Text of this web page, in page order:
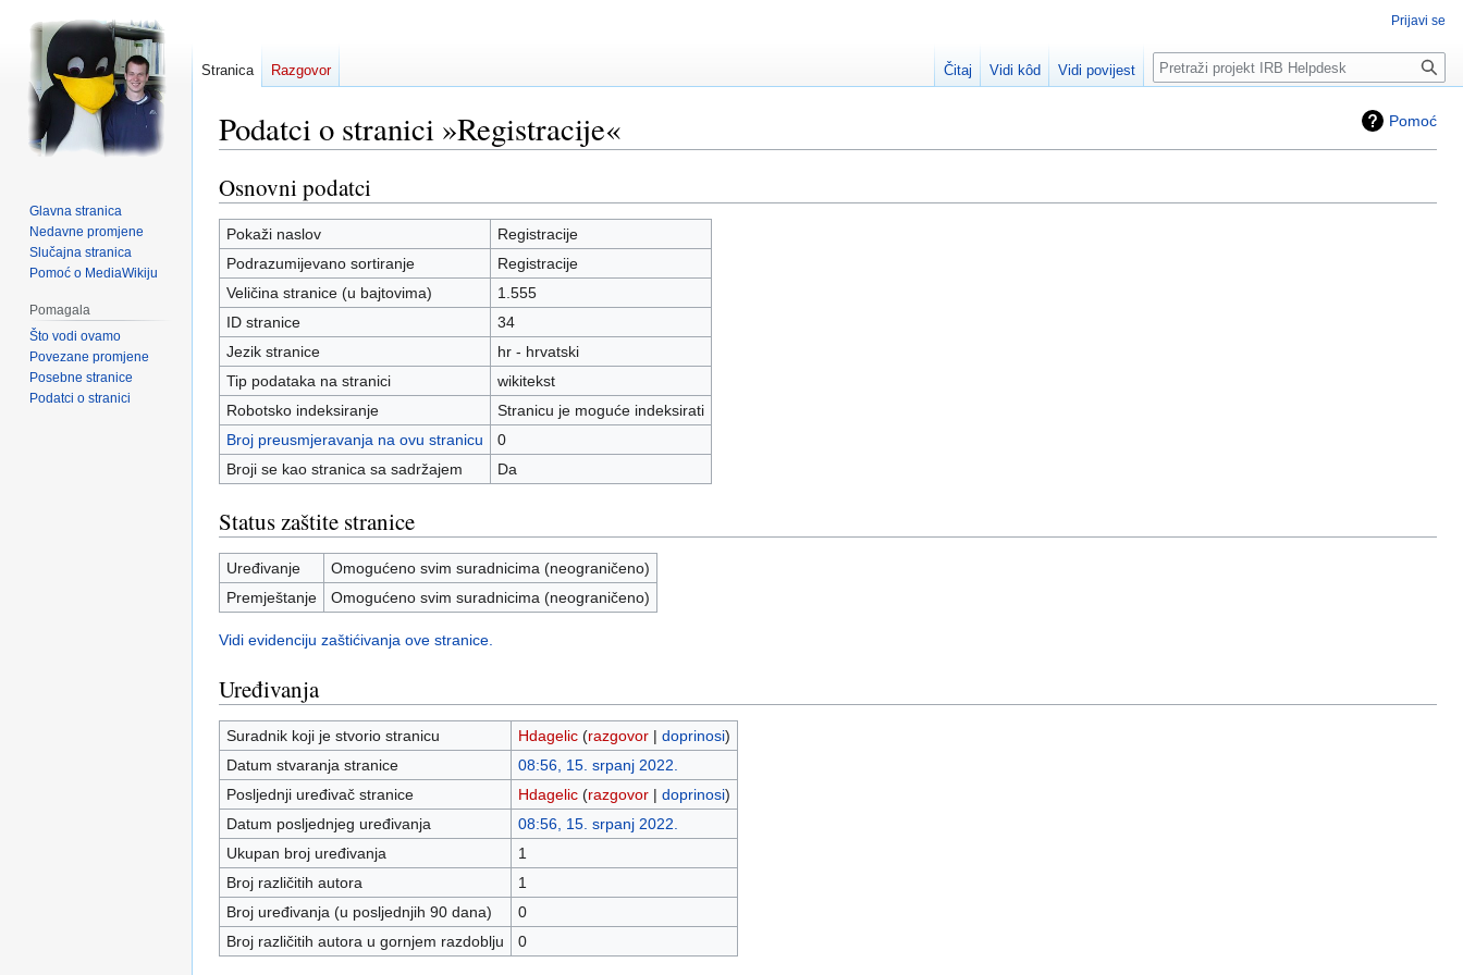
Pomoć
Podatci o stranici »Registracije«
Prijeđi
na
navigaciju
Prijeđi
na
pretraživanje
Osnovni podatci
Pokaži naslov
Registracije
Podrazumijevano sortiranje
Registracije
Veličina stranice (u bajtovima)
1.555
ID stranice
34
Jezik stranice
hr - hrvatski
Tip podataka na stranici
wikitekst
Robotsko indeksiranje
Stranicu je moguće indeksirati
Broj preusmjeravanja na ovu stranicu
0
Broji se kao stranica sa sadržajem
Da
Status zaštite stranice
Uređivanje
Omogućeno svim suradnicima (neograničeno)
Premještanje
Omogućeno svim suradnicima (neograničeno)
Vidi evidenciju zaštićivanja ove stranice.
Uređivanja
Suradnik koji je stvorio stranicu Hdagelic (razgovor| doprinosi)
Datum stvaranja stranice
08:56, 15. srpanj 2022.
Posljednji uređivač stranice
Hdagelic (razgovor| doprinosi)
Datum posljednjeg uređivanja
08:56, 15. srpanj 2022.
Ukupan broj uređivanja
1
Broj različitih autora
1
Broj uređivanja (u posljednjih 90 dana)
0
Broj različitih autora u gornjem razdoblju
0
Prijavi se
Stranica Razgovor Čitaj Vidi kôd Vidi povijest Traži
Glavna stranica
Nedavne promjene
Slučajna stranica
Pomoć o MediaWikiju
Pomagala
Što vodi ovamo
Povezane promjene
Posebne stranice
Podatci o stranici